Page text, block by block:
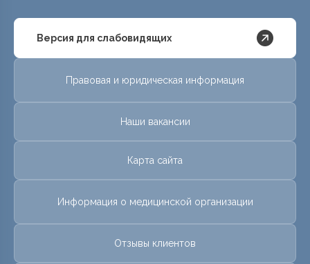
Версия для слабовидящих
Правовая и юридическая информация
Наши вакансии
Карта сайта
Информация о медицинской организации
Отзывы клиентов